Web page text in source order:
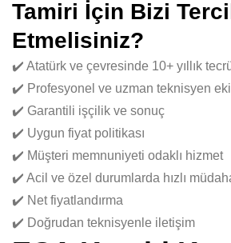
Tamiri İçin Bizi
Etmelisiniz?
✔️ Atatürk ve çevresinde 10+ yıllık
✔️ Profesyonel ve uzman teknisyen
✔️ Garantili işçilik ve sonuç
✔️ Uygun fiyat politikası
✔️ Müşteri memnuniyeti odaklı hizmet
✔️ Acil ve özel durumlarda hızlı
✔️ Net fiyatlandırma
✔️ Doğrudan teknisyenle iletişim